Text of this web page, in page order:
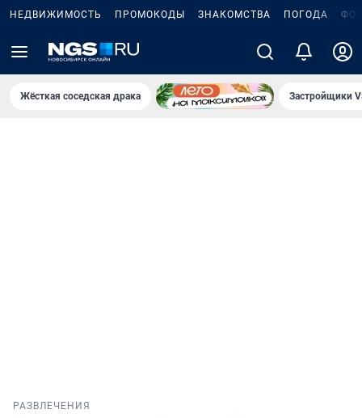
НЕДВИЖИМОСТЬ ПРОМОКОДЫ ЗНАКОМСТВА ПОГОДА
Жёсткая соседская драка Застройщики
РАЗВЛЕЧЕНИЯ